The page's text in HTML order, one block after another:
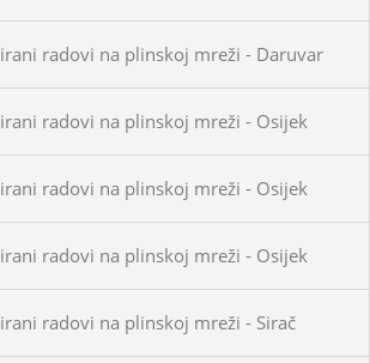
radovi na plinskoj mreži - Daruvar
radovi na plinskoj mreži - Osijek
radovi na plinskoj mreži - Osijek
radovi na plinskoj mreži - Osijek
radovi na plinskoj mreži - Sirač